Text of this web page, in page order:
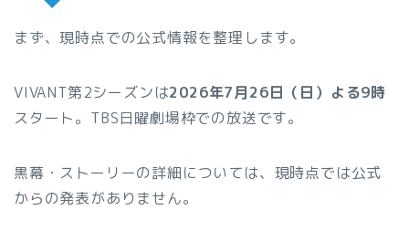
まず、現時点での公式情報を整理します。
VIVANT第2シーズンは2026年7月26日（日）よる9時
スタート。TBS日曜劇場枠での放送です。
黒幕・ストーリーの詳細については、現時点では公式
からの発表がありません。